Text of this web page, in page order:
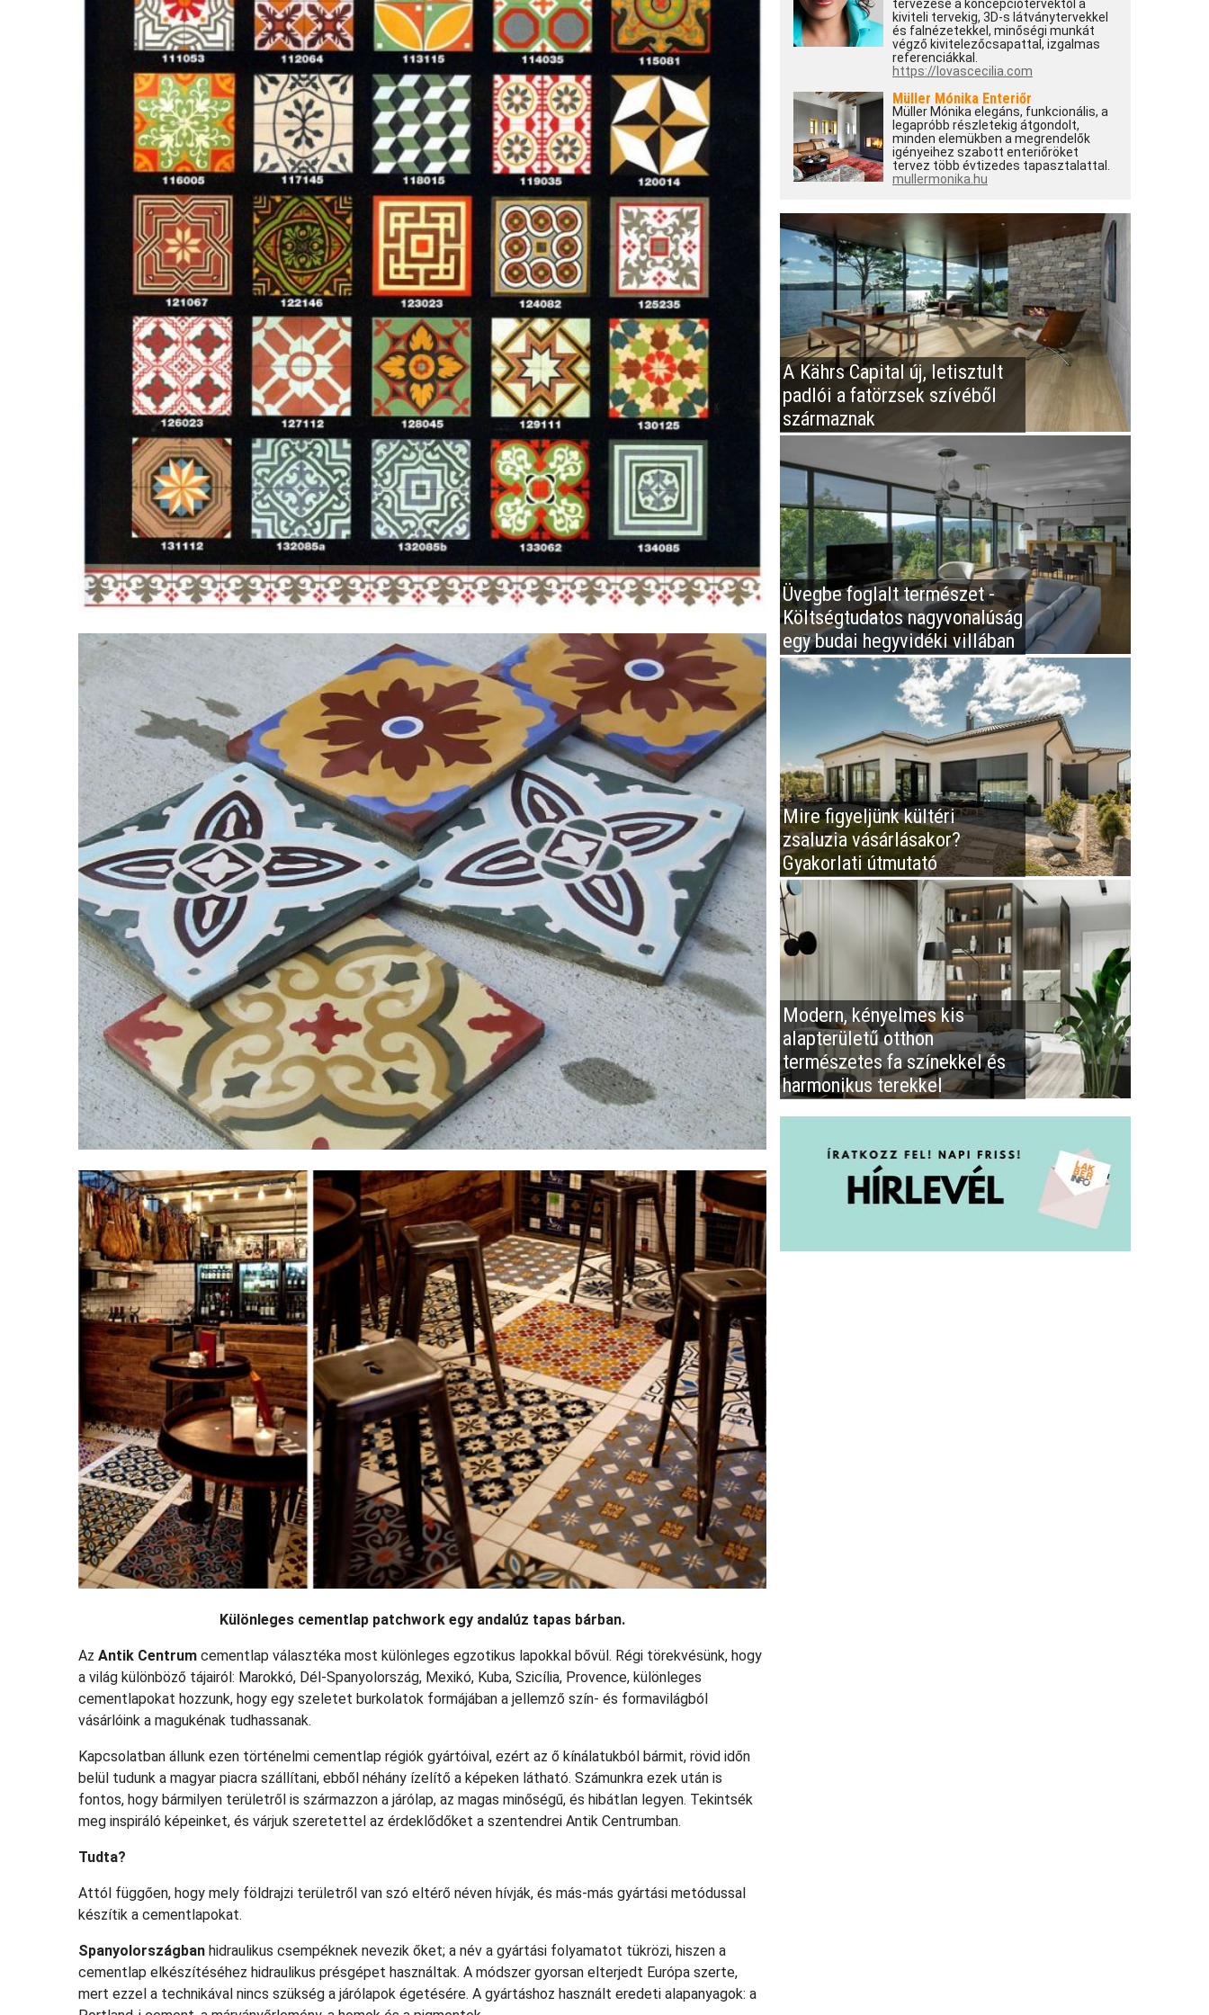
Különleges cementlap patchwork egy andalúz tapas bárban.
Az Antik Centrum cementlap választéka most különleges egzotikus lapokkal bővül. Régi törekvésünk, hogy
a világ különböző tájairól: Marokkó, Dél-Spanyolország, Mexikó, Kuba, Szicília, Provence, különleges
cementlapokat hozzunk, hogy egy szeletet burkolatok formájában a jellemző szín- és formavilágból
vásárlóink a magukénak tudhassanak.
Kapcsolatban állunk ezen történelmi cementlap régiók gyártóival, ezért az ő kínálatukból bármit, rövid időn
belül tudunk a magyar piacra szállítani, ebből néhány ízelítő a képeken látható. Számunkra ezek után is
fontos, hogy bármilyen területről is származzon a járólap, az magas minőségű, és hibátlan legyen. Tekintsék
meg inspiráló képeinket, és várjuk szeretettel az érdeklődőket a szentendrei Antik Centrumban.
Tudta?
Attól függően, hogy mely földrajzi területről van szó eltérő néven hívják, és más-más gyártási metódussal
készítik a cementlapokat.
Spanyolországban hidraulikus csempéknek nevezik őket; a név a gyártási folyamatot tükrözi, hiszen a
cementlap elkészítéséhez hidraulikus présgépet használtak. A módszer gyorsan elterjedt Európa szerte,
mert ezzel a technikával nincs szükség a járólapok égetésére. A gyártáshoz használt eredeti alapanyagok: a
tervezése a koncepciótervektől a
kiviteli tervekig, 3D-s látványtervekkel
és falnézetekkel, minőségi munkát
végző kivitelezőcsapattal, izgalmas
referenciákkal.
https://lovascecilia.com
Müller Mónika Enteriőr
Müller Mónika elegáns, funkcionális, a
legapróbb részletekig átgondolt,
minden elemükben a megrendelők
igényeihez szabott enteriőröket
tervez több évtizedes tapasztalattal.
mullermonika.hu
A Kährs Capital új, letisztult
padlói a fatörzsek szívéből
származnak
Üvegbe foglalt természet -
Költségtudatos nagyvonalúság
egy budai hegyvidéki villában
Mire figyeljünk kültéri
zsaluzia vásárlásakor?
Gyakorlati útmutató
Modern, kényelmes kis
alapterületű otthon
természetes fa színekkel és
harmonikus terekkel